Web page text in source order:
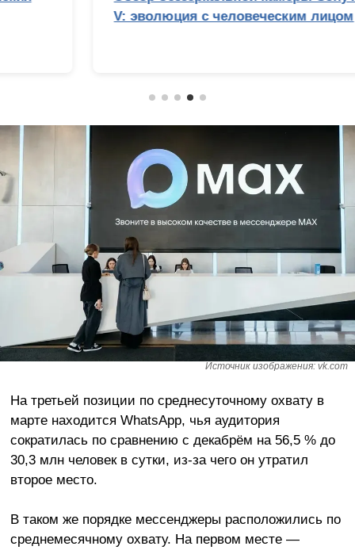
V: эволюция с человеческим лицом
Источник изображения: vk.com
На третьей позиции по среднесуточному охвату в
марте находится WhatsApp, чья аудитория
сократилась по сравнению с декабрём на 56,5 % до
30,3 млн человек в сутки, из-за чего он утратил
второе место.
В таком же порядке мессенджеры расположились по
среднемесячному охвату. На первом месте —